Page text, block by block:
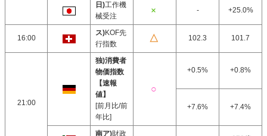
日)工作機
械受注
- +25.0%
16:00
ス)KOF先
行指数
102.3 101.7
21:00
独)消費者
物価指数
【速報
値】
[前月比/前
年比]
+0.5% +0.8%
+7.6% +7.4%
南ア)財政